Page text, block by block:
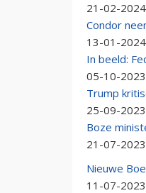
21-02-
Condor
13-01-
In beeld:
05-10-
Trump
25-09-
Boze
21-07-
Nieuwe
11-07-